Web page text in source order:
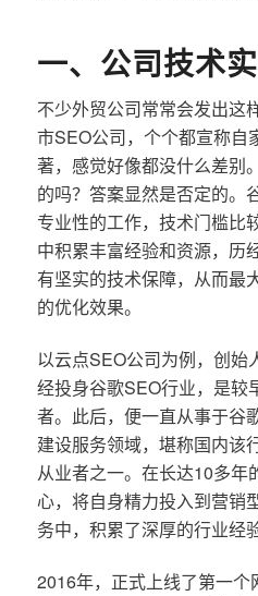
一、公司技术
不少外贸公司常常会发出这
市SEO公司，个个都宣称自
著，感觉好像都没什么差别
的吗？答案显然是否定的。
专业性的工作，技术门槛比
中积累丰富经验和资源，历
有坚实的技术保障，从而最
的优化效果。
以云点SEO公司为例，创始
经投身谷歌SEO行业，是较
者。此后，便一直从事于谷
建设服务领域，堪称国内该
从业者之一。在长达10多年
心，将自身精力投入到营销
务中，积累了深厚的行业经
2016年，正式上线了第一个